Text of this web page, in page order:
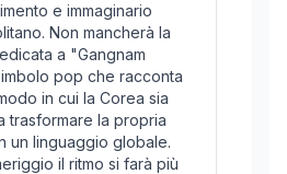
e immaginario
Non mancherà la
a "Gangnam
pop che racconta
in cui la Corea sia
trasformare la propria
un linguaggio globale.
il ritmo si farà più